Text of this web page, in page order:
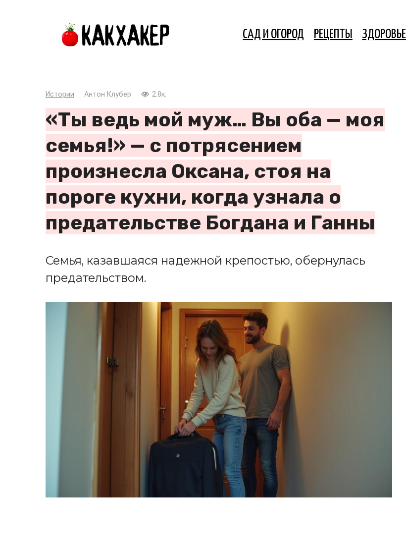
САД И ОГОРОД РЕЦЕПТЫ ЗДОРОВЬЕ
Истории Антон Клубер 2.8к.
«Ты ведь мой муж… Вы оба — моя
семья!» — с потрясением
произнесла Оксана, стоя на
пороге кухни, когда узнала о
предательстве Богдана и Ганны
Семья, казавшаяся надежной крепостью, обернулась
предательством.